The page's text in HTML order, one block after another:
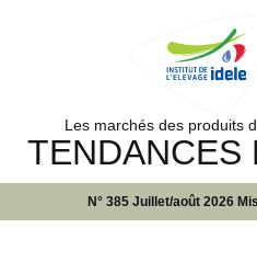
Les marchés des produits
TENDANCES
N° 385 Juillet/août 2026